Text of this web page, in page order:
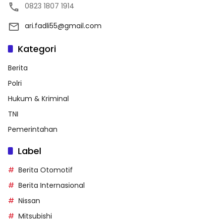
0823 1807 1914
ari.fadli55@gmail.com
Kategori
Berita
Polri
Hukum & Kriminal
TNI
Pemerintahan
Label
Berita Otomotif
Berita Internasional
Nissan
Mitsubishi